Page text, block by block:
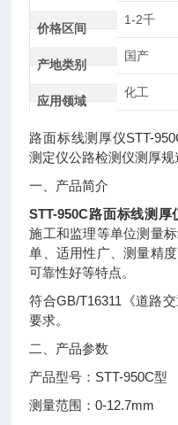
价格区间
1-2千
产地类别
国产
应用领域
化工
路面标线测厚仪STT-
测定仪公路检测仪测厚规
一、产品简介
STT-950C路面标线测厚
施工和监理等单位测量
单、适用性广、测量精
可靠性好等特点。
符合GB/T16311 《道路
要求。
二、产品参数
产品型号： STT-950C型
测量范围：0-12.7mm